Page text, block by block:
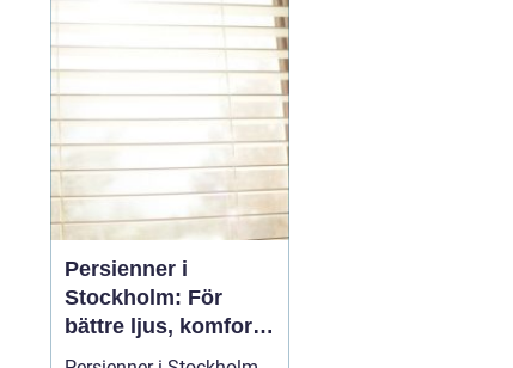
Persienner i
Stockholm: För
bättre ljus, komfort
och ett snyggare